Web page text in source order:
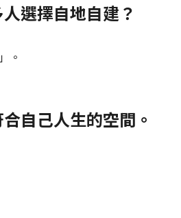
選擇自地自建？
。
自己人生的空間。